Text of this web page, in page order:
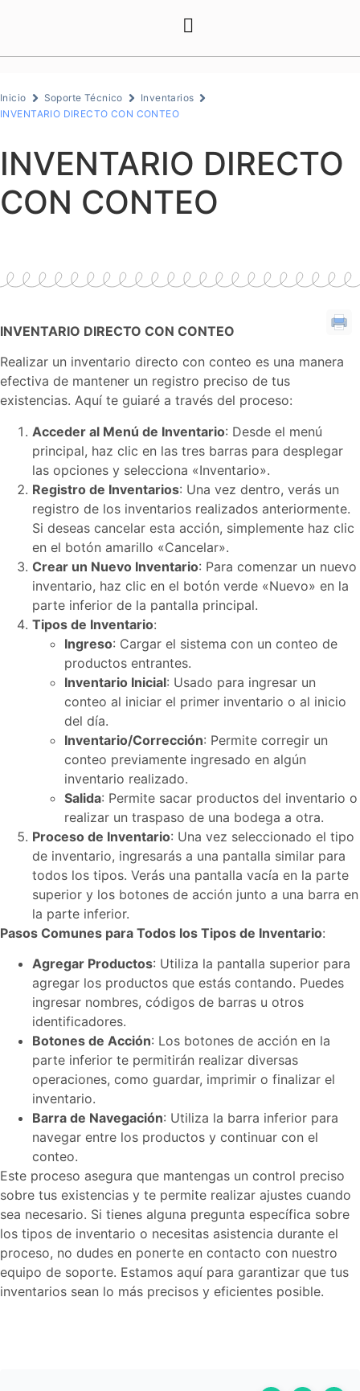
Inicio Soporte Técnico
Inventarios
INVENTARIO DIRECTO CON CONTEO
INVENTARIO DIRECTO
CON CONTEO
INVENTARIO DIRECTO CON CONTEO
Realizar un inventario directo con conteo es una manera
efectiva de mantener un registro preciso de tus
existencias. Aquí te guiaré a través del proceso:
Acceder al Menú de Inventario: Desde el menú
principal, haz clic en las tres barras para desplegar
las opciones y selecciona «Inventario».
Registro de Inventarios: Una vez dentro, verás un
registro de los inventarios realizados anteriormente.
Si deseas cancelar esta acción, simplemente haz clic
en el botón amarillo «Cancelar».
Crear un Nuevo Inventario: Para comenzar un nuevo
inventario, haz clic en el botón verde «Nuevo» en la
parte inferior de la pantalla principal.
Tipos de Inventario:
Ingreso: Cargar el sistema con un conteo de
productos entrantes.
Inventario Inicial: Usado para ingresar un
conteo al iniciar el primer inventario o al inicio
del día.
Inventario/Corrección: Permite corregir un
conteo previamente ingresado en algún
inventario realizado.
Salida: Permite sacar productos del inventario o
realizar un traspaso de una bodega a otra.
Proceso de Inventario: Una vez seleccionado el tipo
de inventario, ingresarás a una pantalla similar para
todos los tipos. Verás una pantalla vacía en la parte
superior y los botones de acción junto a una barra en
la parte inferior.
Pasos Comunes para Todos los Tipos de Inventario:
Agregar Productos: Utiliza la pantalla superior para
agregar los productos que estás contando. Puedes
ingresar nombres, códigos de barras u otros
identificadores.
Botones de Acción: Los botones de acción en la
parte inferior te permitirán realizar diversas
operaciones, como guardar, imprimir o finalizar el
inventario.
Barra de Navegación: Utiliza la barra inferior para
navegar entre los productos y continuar con el
conteo.
Este proceso asegura que mantengas un control preciso
sobre tus existencias y te permite realizar ajustes cuando
sea necesario. Si tienes alguna pregunta específica sobre
los tipos de inventario o necesitas asistencia durante el
proceso, no dudes en ponerte en contacto con nuestro
equipo de soporte. Estamos aquí para garantizar que tus
inventarios sean lo más precisos y eficientes posible.